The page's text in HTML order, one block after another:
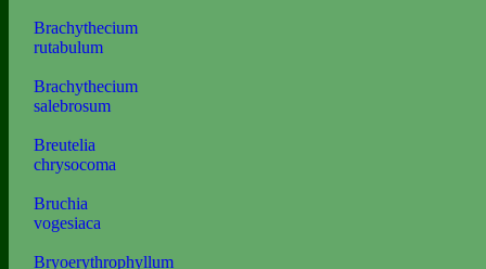
Brachythecium
rutabulum
Brachythecium
salebrosum
Breutelia
chrysocoma
Bruchia
vogesiaca
Bryoerythrophyllum